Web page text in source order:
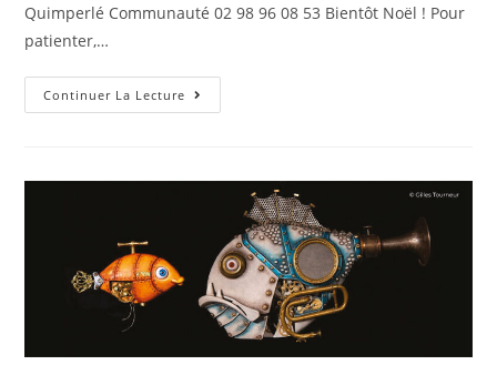
Quimperlé Communauté 02 98 96 08 53 Bientôt Noël ! Pour
patienter,…
Continuer La Lecture